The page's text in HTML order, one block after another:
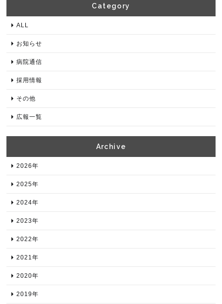
Category​
ALL
お知らせ
病院通信
採用情報
その他
広報一覧
Archive​
2026年​
2025年​
2024年​
2023年​
2022年​
2021年​
2020年​
2019年​